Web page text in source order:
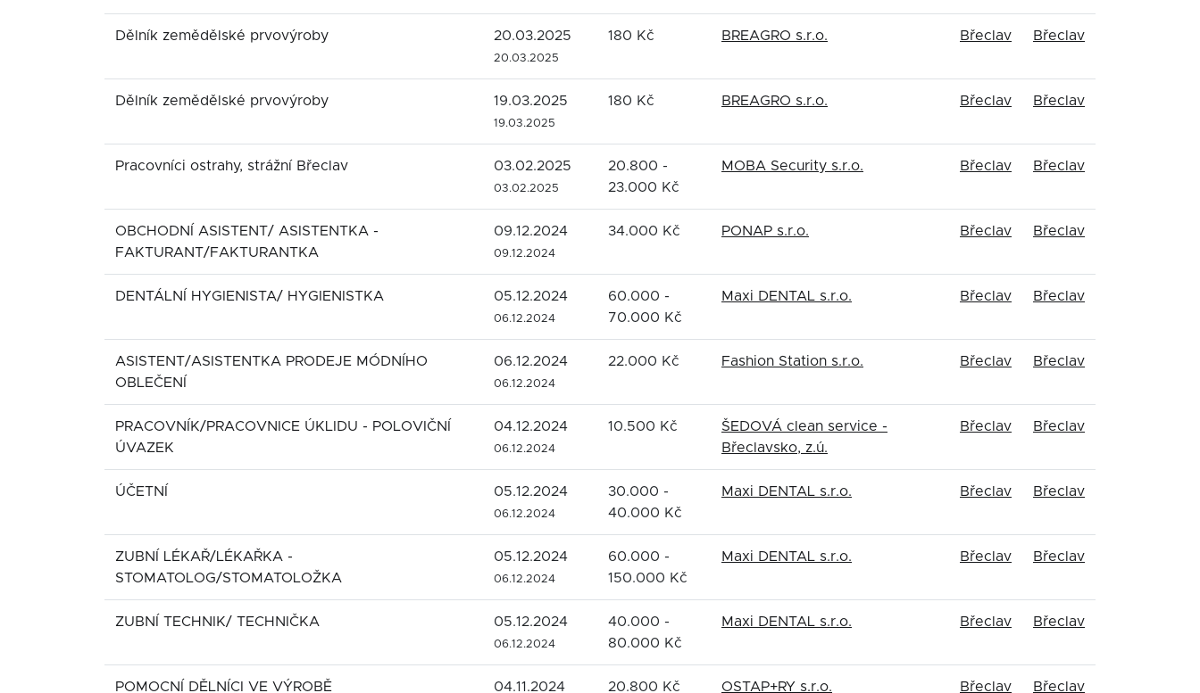
Dělník zemědělské prvovýroby 20.03.2025
20.03.2025
180 Kč BREAGRO s.r.o. Břeclav Břeclav
Dělník zemědělské prvovýroby 19.03.2025
19.03.2025
180 Kč BREAGRO s.r.o. Břeclav Břeclav
Pracovníci ostrahy, strážní Břeclav 03.02.2025
03.02.2025
20.800 -
23.000 Kč
MOBA Security s.r.o. Břeclav Břeclav
OBCHODNÍ ASISTENT/ ASISTENTKA -
FAKTURANT/FAKTURANTKA
09.12.2024
09.12.2024
34.000 Kč PONAP s.r.o. Břeclav Břeclav
DENTÁLNÍ HYGIENISTA/ HYGIENISTKA 05.12.2024
06.12.2024
60.000 -
70.000 Kč
Maxi DENTAL s.r.o. Břeclav Břeclav
ASISTENT/ASISTENTKA PRODEJE MÓDNÍHO
OBLEČENÍ
06.12.2024
06.12.2024
22.000 Kč Fashion Station s.r.o. Břeclav Břeclav
PRACOVNÍK/PRACOVNICE ÚKLIDU - POLOVIČNÍ
ÚVAZEK
04.12.2024
06.12.2024
10.500 Kč
ŠEDOVÁ clean service -
Břeclavsko, z.ú.
Břeclav Břeclav
ÚČETNÍ 05.12.2024
06.12.2024
30.000 -
40.000 Kč
Maxi DENTAL s.r.o. Břeclav Břeclav
ZUBNÍ LÉKAŘ/LÉKAŘKA -
STOMATOLOG/STOMATOLOŽKA
05.12.2024
06.12.2024
60.000 -
150.000 Kč
Maxi DENTAL s.r.o. Břeclav Břeclav
ZUBNÍ TECHNIK/ TECHNIČKA 05.12.2024
06.12.2024
40.000 -
80.000 Kč
Maxi DENTAL s.r.o. Břeclav Břeclav
POMOCNÍ DĚLNÍCI VE VÝROBĚ 04.11.2024 20.800 Kč OSTAP+RY s.r.o. Břeclav Břeclav